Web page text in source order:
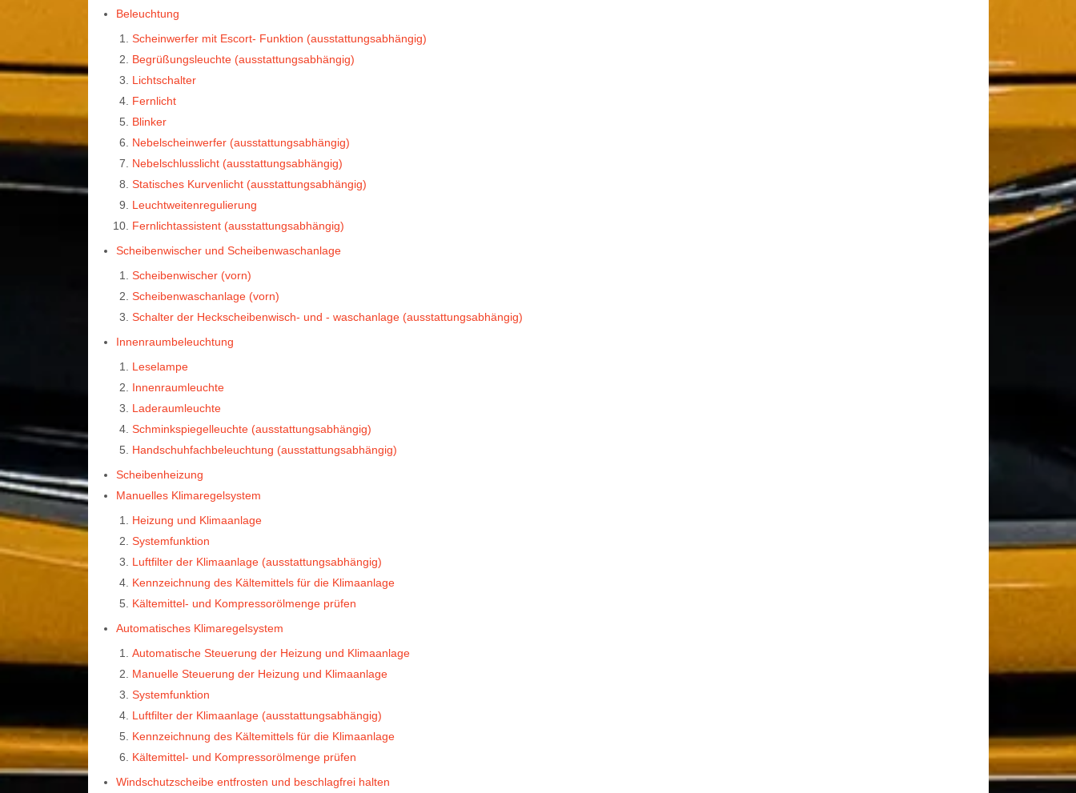
Beleuchtung
Scheinwerfer mit Escort- Funktion (ausstattungsabhängig)
Begrüßungsleuchte (ausstattungsabhängig)
Lichtschalter
Fernlicht
Blinker
Nebelscheinwerfer (ausstattungsabhängig)
Nebelschlusslicht (ausstattungsabhängig)
Statisches Kurvenlicht (ausstattungsabhängig)
Leuchtweitenregulierung
Fernlichtassistent (ausstattungsabhängig)
Scheibenwischer und Scheibenwaschanlage
Scheibenwischer (vorn)
Scheibenwaschanlage (vorn)
Schalter der Heckscheibenwisch- und - waschanlage (ausstattungsabhängig)
Innenraumbeleuchtung
Leselampe
Innenraumleuchte
Laderaumleuchte
Schminkspiegelleuchte (ausstattungsabhängig)
Handschuhfachbeleuchtung (ausstattungsabhängig)
Scheibenheizung
Manuelles Klimaregelsystem
Heizung und Klimaanlage
Systemfunktion
Luftfilter der Klimaanlage (ausstattungsabhängig)
Kennzeichnung des Kältemittels für die Klimaanlage
Kältemittel- und Kompressorölmenge prüfen
Automatisches Klimaregelsystem
Automatische Steuerung der Heizung und Klimaanlage
Manuelle Steuerung der Heizung und Klimaanlage
Systemfunktion
Luftfilter der Klimaanlage (ausstattungsabhängig)
Kennzeichnung des Kältemittels für die Klimaanlage
Kältemittel- und Kompressorölmenge prüfen
Windschutzscheibe entfrosten und beschlagfrei halten